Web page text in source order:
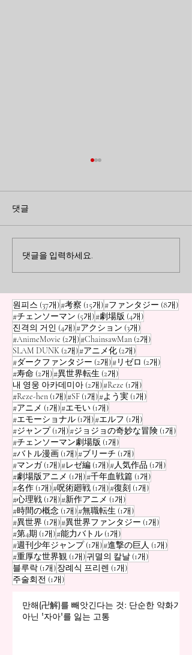
몇 위? 『GANTZ』 『드
「최흉 우주인」 위험도
랭킹
무입니다! 『단다단』에는 집
요하게 모모 일행을 노리는
타나는 끈질김이 정말 기분 나
쁩니다. 하지만 만화계를 둘러
보면, 지구를, 아니 우주 자체
를 날려버릴 수 있는 「위험한
우주인」이 수두룩합니다. 그
래서 이번에는 오사무의 독단
과 편견으로 뽑은 「만화계 최
흉 우주인 위험도
댓글
댓글을 입력하세요.
원피스 (37개)게시물 37개
#考察 (15개)게시물 15개
#ファンタジー (8개)게
#チェンソーマン (5개)게시물 5개
#劇場版 (4개)게시물 4개
진격의 거인 (4개)게시물 4개
#アクション (3개)게시물 3개
#AnimeMovie (2개)게시물 2개
#ChainsawMan (2개)게시물 2개
SLAM DUNK (2개)게시물 2개
#アニメ化 (2개)게시물 2개
#ダークファンタジー (2개)게시물 2개
#リゼロ (2개)게시물 2
#寿命 (2개)게시물 2개
#異世界転生 (2개)게시물 2개
내 영웅 아카데미아 (2개)게시물 2개
#Reze (1개)게시물 1개
#Reze-hen (1개)게시물 1개
#SF (1개)게시물 1개
#よう実 (1개)게시물 1개
#アニメ (1개)게시물 1개
#エモい (1개)게시물 1개
#エモーショナル (1개)게시물 1개
#エルフ (1개)게시물 1개
#ジャンプ (1개)게시물 1개
#ジョジョの奇妙な冒険 (1개)게시
#チェンソーマン劇場版 (1개)게시물 1개
#バトル漫画 (1개)게시물 1개
#ブリーチ (1개)게시물 1개
#マンガ (1개)게시물 1개
#レゼ編 (1개)게시물 1개
#人気作品 (1개)게시물
#劇場版アニメ (1개)게시물 1개
#千年血戦篇 (1개)게시물 1개
#名作 (1개)게시물 1개
#呪術廻戦 (1개)게시물 1개
#復刻 (1개)게시물 1개
#心理戦 (1개)게시물 1개
#新作アニメ (1개)게시물 1개
#時間の概念 (1개)게시물 1개
#無職転生 (1개)게시물 1개
#異世界 (1개)게시물 1개
#異世界ファンタジー (1개)게시물 1개
#第4期 (1개)게시물 1개
#能力バトル (1개)게시물 1개
#週刊少年ジャンプ (1개)게시물 1개
#進撃の巨人 (1개)게시물
#重厚な世界観 (1개)게시물 1개
귀멸의 칼날 (1개)게시물 1개
블루락 (1개)게시물 1개
장례식 프리렌 (1개)게시물 1개
주술회전 (1개)게시물 1개
만해(卍解)를 빼앗긴다는 것: 단순한 약화가
아닌 '자아'를 잃는 고통